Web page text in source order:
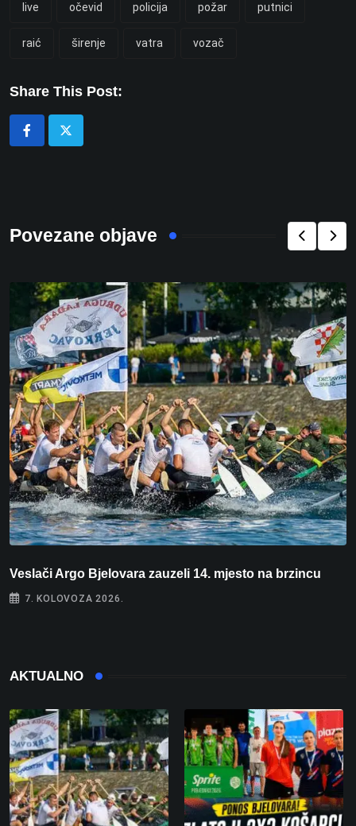
live očevid policija požar putnici
raić širenje vatra vozač
Share This Post:
Povezane objave
Veslači Argo Bjelovara zauzeli 14. mjesto na brzincu
7. KOLOVOZA 2026.
AKTUALNO